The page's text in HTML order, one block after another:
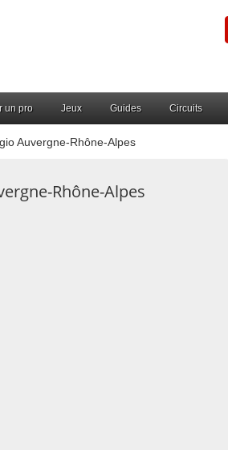
un pro Jeux Guides Circuits
Auvergne-Rhône-Alpes
Rhône-Alpes